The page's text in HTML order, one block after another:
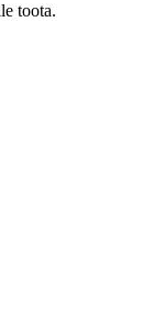
toota.